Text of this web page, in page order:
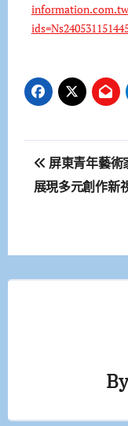
文
章
覽
屏東青年藝術
展現多元創作新